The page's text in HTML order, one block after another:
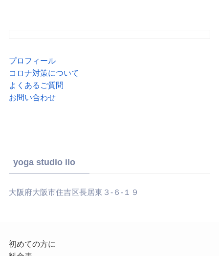
プロフィール
コロナ対策について
よくあるご質問
お問い合わせ
yoga studio ilo
大阪府大阪市住吉区長居東３-６-１９
初めての方に